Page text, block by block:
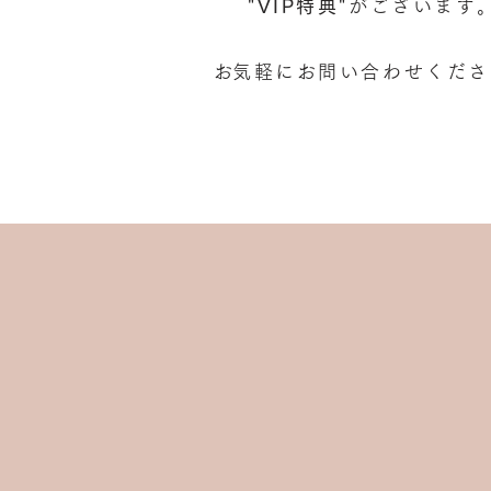
"VIP​特典" がございます
お気軽にお問い合わせくだ